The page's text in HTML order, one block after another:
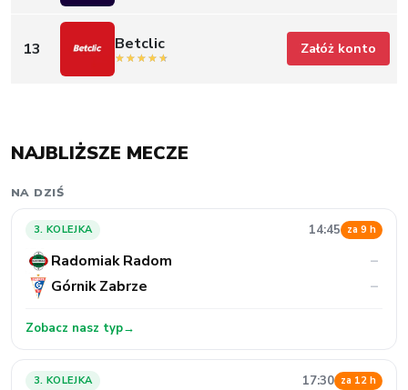
13 Betclic Załóż konto
NAJBLIŻSZE MECZE
NA DZIŚ
3. KOLEJKA 14:45 za 9 h
Radomiak Radom
–
Górnik Zabrze
–
Zobacz nasz typ→
3. KOLEJKA 17:30 za 12 h